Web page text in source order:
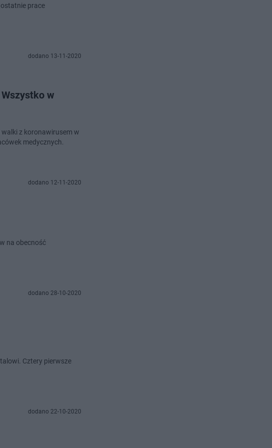
prace
dodano 13-11-2020
w
z koronawirusem w
medycznych.
dodano 12-11-2020
na obecność
dodano 28-10-2020
Cztery pierwsze
dodano 22-10-2020